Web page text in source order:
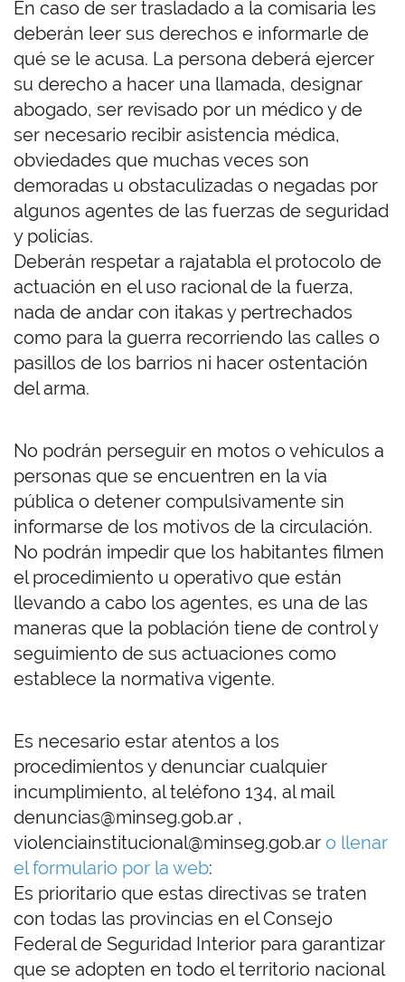
En caso de ser trasladado a la comisaria les
deberán leer sus derechos e informarle de
qué se le acusa. La persona deberá ejercer
su derecho a hacer una llamada, designar
abogado, ser revisado por un médico y de
ser necesario recibir asistencia médica,
obviedades que muchas veces son
demoradas u obstaculizadas o negadas por
algunos agentes de las fuerzas de seguridad
y policías.
Deberán respetar a rajatabla el protocolo de
actuación en el uso racional de la fuerza,
nada de andar con itakas y pertrechados
como para la guerra recorriendo las calles o
pasillos de los barrios ni hacer ostentación
del arma.
No podrán perseguir en motos o vehículos a
personas que se encuentren en la vía
pública o detener compulsivamente sin
informarse de los motivos de la circulación.
No podrán impedir que los habitantes filmen
el procedimiento u operativo que están
llevando a cabo los agentes, es una de las
maneras que la población tiene de control y
seguimiento de sus actuaciones como
establece la normativa vigente.
Es necesario estar atentos a los
procedimientos y denunciar cualquier
incumplimiento, al teléfono 134, al mail
denuncias@minseg.gob.ar ,
violenciainstitucional@minseg.gob.ar o llenar
el formulario por la web:
Es prioritario que estas directivas se traten
con todas las provincias en el Consejo
Federal de Seguridad Interior para garantizar
que se adopten en todo el territorio nacional